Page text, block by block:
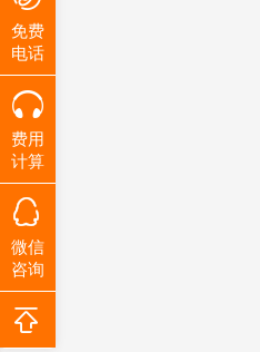
免费
电话
费用
计算
微信
咨询